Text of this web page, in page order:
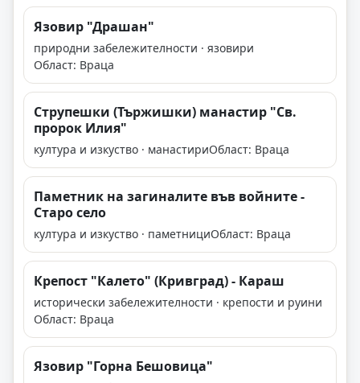
Язовир "Драшан"
природни забележителности · язовири
Област: Враца
Струпешки (Тържишки) манастир "Св.
пророк Илия"
култура и изкуство · манастириОбласт: Враца
Паметник на загиналите във войните -
Старо село
култура и изкуство · паметнициОбласт: Враца
Крепост "Калето" (Кривград) - Караш
исторически забележителности · крепости и руини
Област: Враца
Язовир "Горна Бешовица"